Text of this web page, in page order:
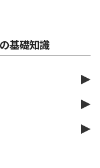
基礎知識